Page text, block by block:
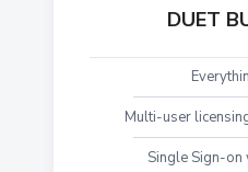
DUET
Multi-user
Single Sign-on